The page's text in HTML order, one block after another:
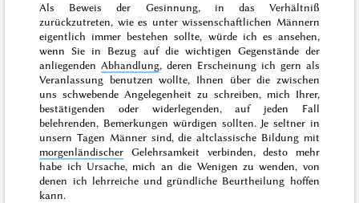
Als Beweis der Gesinnung, in das Verhältniß
zurückzutreten, wie es unter wissenschaftlichen Männern
eigentlich immer bestehen sollte, würde ich es ansehen,
wenn Sie in Bezug auf die wichtigen Gegenstände der
anliegendenAbhandlung, deren Erscheinung ich gern als
Veranlassung benutzen wollte, Ihnen über die zwischen
uns schwebende Angelegenheit zu schreiben, mich Ihrer,
bestätigenden oder widerlegenden, auf jeden Fall
belehrenden, Bemerkungen würdigen sollten. Je seltner in
unsern Tagen Männer sind, die altclassische Bildung mit
morgenländischer Gelehrsamkeit verbinden, desto mehr
habe ich Ursache, mich an die Wenigen zu wenden, von
denen ich lehrreiche und gründliche Beurtheilung hoffen
kann.